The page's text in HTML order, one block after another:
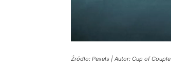
Źródło: Pexels | Autor: Cup of Couple